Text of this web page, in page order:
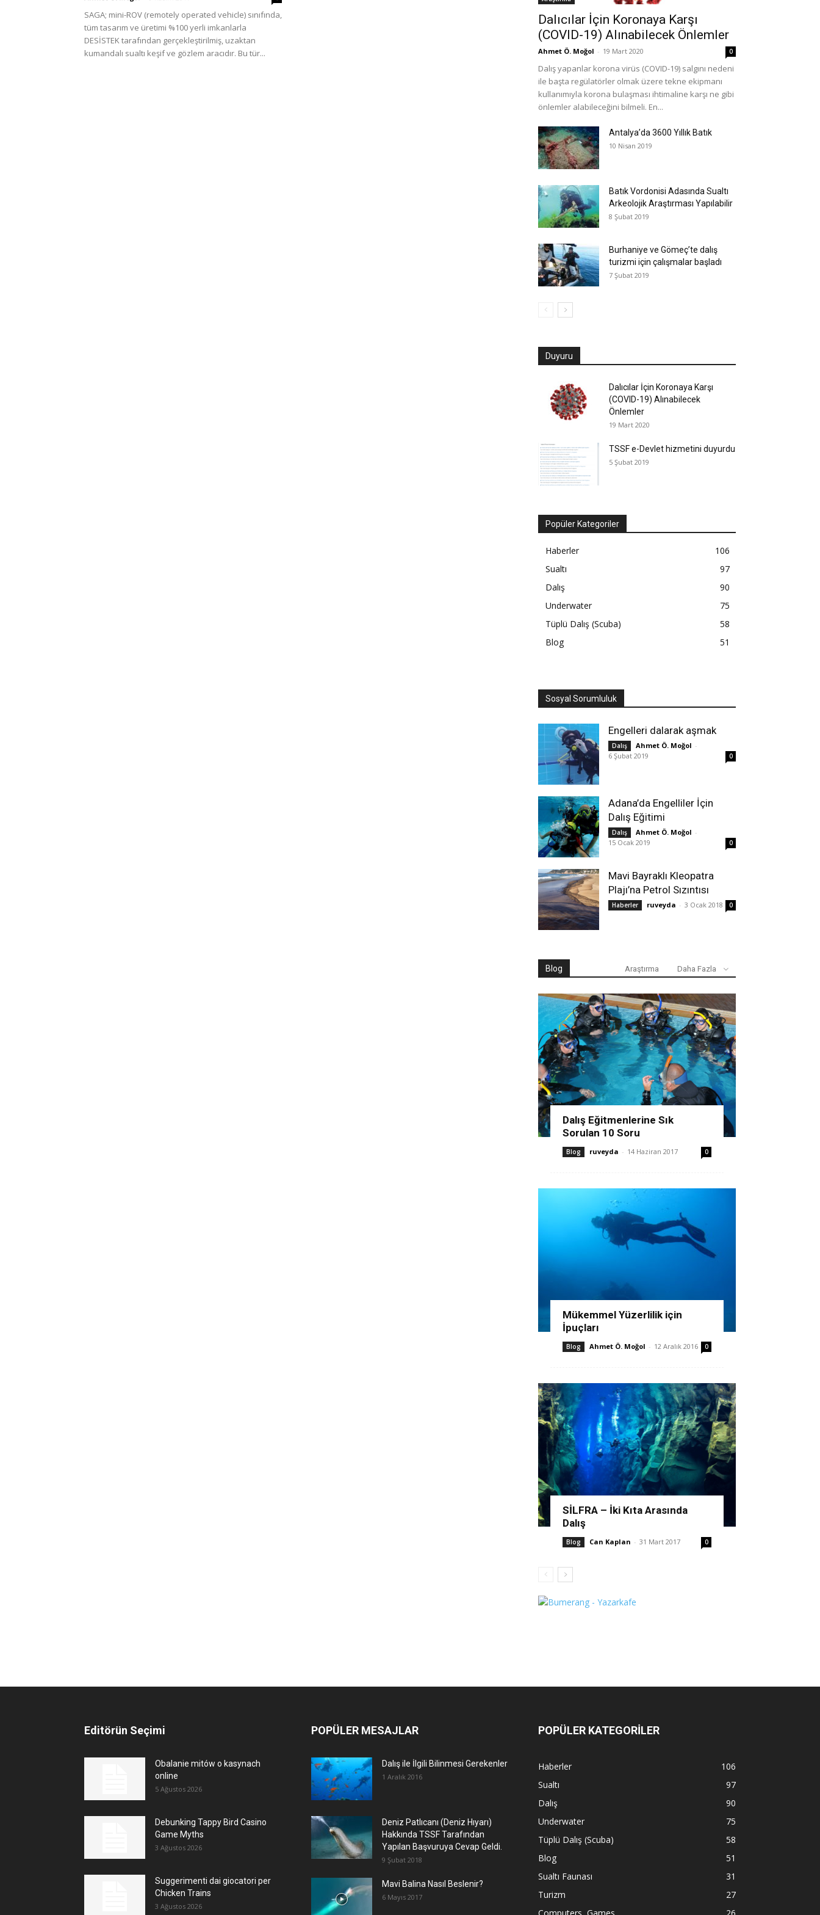
Türkiye
SAGA; mini-ROV (remotely operated vehicle) sınıfında,
tüm tasarım ve üretimi %100 yerli imkanlarla
DESİSTEK tarafından gerçekleştirilmiş, uzaktan
kumandalı sualtı keşif ve gözlem aracıdır. Bu tür...
Dalıcılar İçin Koronaya Karşı
(COVID-19) Alınabilecek Önlemler
Ahmet Ö. Moğol - 19 Mart 2020 0
Dalış yapanlar korona virüs (COVID-19) salgını nedeni
ile başta regülatörler olmak üzere tekne ekipmanı
kullanımıyla korona bulaşması ihtimaline karşı ne gibi
önlemler alabileceğini bilmeli. En...
Antalya’da 3600 Yıllık Batık
10 Nisan 2019
Batık Vordonisi Adasında Sualtı
Arkeolojik Araştırması Yapılabilir
8 Şubat 2019
Burhaniye ve Gömeç’te dalış
turizmi için çalışmalar başladı
7 Şubat 2019
Duyuru
Dalıcılar İçin Koronaya Karşı
(COVID-19) Alınabilecek
Önlemler
19 Mart 2020
TSSF e-Devlet hizmetini duyurdu
5 Şubat 2019
Popüler Kategoriler
Haberler
106
Sualtı
97
Dalış
90
Underwater
75
Tüplü Dalış (Scuba)
58
Blog
51
Sosyal Sorumluluk
Engelleri dalarak aşmak
Dalış Ahmet Ö. Moğol -
6 Şubat 2019
0
Adana’da Engelliler İçin
Dalış Eğitimi
Dalış Ahmet Ö. Moğol -
15 Ocak 2019
0
Mavi Bayraklı Kleopatra
Plajı’na Petrol Sızıntısı
Haberler ruveyda - 3 Ocak 2018 0
Blog Araştırma Daha Fazla
Dalış Eğitmenlerine Sık
Sorulan 10 Soru
Blog ruveyda - 14 Haziran 2017 0
Mükemmel Yüzerlilik için
İpuçları
Blog Ahmet Ö. Moğol - 12 Aralık 2016 0
SİLFRA – İki Kıta Arasında
Dalış
Blog Can Kaplan - 31 Mart 2017 0
Editörün Seçimi
Obalanie mitów o kasynach
online
5 Ağustos 2026
Debunking Tappy Bird Casino
Game Myths
3 Ağustos 2026
Suggerimenti dai giocatori per
Chicken Trains
3 Ağustos 2026
POPÜLER MESAJLAR
Dalış ile İlgili Bilinmesi Gerekenler
1 Aralık 2016
Deniz Patlıcanı (Deniz Hıyarı)
Hakkında TSSF Tarafından
Yapılan Başvuruya Cevap Geldi.
9 Şubat 2018
Mavi Balina Nasıl Beslenir?
6 Mayıs 2017
POPÜLER KATEGORİLER
Haberler
106
Sualtı
97
Dalış
90
Underwater
75
Tüplü Dalış (Scuba)
58
Blog
51
Sualtı Faunası
31
Turizm
27